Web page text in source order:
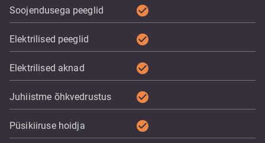
Soojendusega peeglid check_circle
Elektrilised peeglid check_circle
Elektrilised aknad check_circle
Juhiistme õhkvedrustus check_circle
Püsikiiruse hoidja check_circle